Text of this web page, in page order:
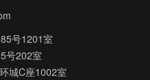
号1201室
号202室
城C座1002室